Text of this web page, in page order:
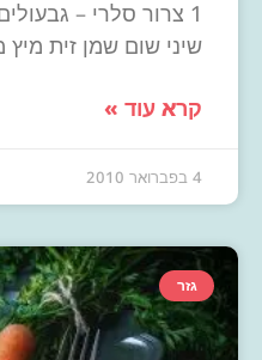
שיני שום שמן זית מיץ מ 1 לימון 1 כפית
קרא עוד »
4 בפברואר 2010
גזר